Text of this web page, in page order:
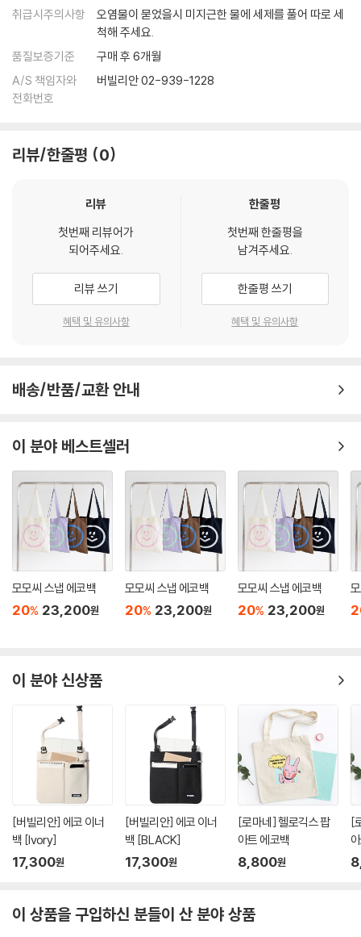
취급시주의사항
오염물이 묻었을시 미지근한 물에 세제를 풀어 따로 세
척해 주세요.
품질보증기준
구매 후 6개월
A/S 책임자와
전화번호
버빌리안 02-939-1228
리뷰/한줄평 0
리뷰
첫번째 리뷰어가
되어주세요.
리뷰 쓰기
혜택 및 유의사항
한줄평
첫번째 한줄평을
남겨주세요.
한줄평 쓰기
혜택 및 유의사항
배송/반품/교환 안내
이 분야 베스트셀러
모모씨 스냅 에코백
20% 23,200원
모모씨 스냅 에코백
20% 23,200원
모모씨 스냅 에코백
20% 23,200원
이 분야 신상품
[버빌리안] 에코 이너
백 [Ivory]
17,300원
[버빌리안] 에코 이너
백 [BLACK]
17,300원
[로마네] 헬로긱스 팝
아트 에코백
8,800원
[
이 상품을 구입하신 분들이 산 분야 상품